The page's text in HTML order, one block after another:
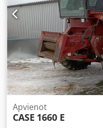
Apvienot
CASE 1660 E